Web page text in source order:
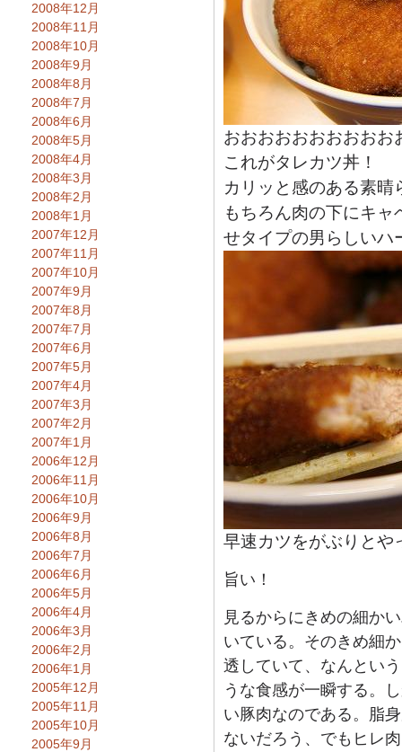
おおおおおおおおおお
これがタレカツ丼！
カリッと感のある素
もちろん肉の下にキ
せタイプの男らしいハ
早速カツをがぶりとや
旨い！
見るからにきめの細か
いている。そのきめ細
透していて、なんとい
うな食感が一瞬する。
い豚肉なのである。脂
ないだろう、でもヒレ
2008年12月
2008年11月
2008年10月
2008年9月
2008年8月
2008年7月
2008年6月
2008年5月
2008年4月
2008年3月
2008年2月
2008年1月
2007年12月
2007年11月
2007年10月
2007年9月
2007年8月
2007年7月
2007年6月
2007年5月
2007年4月
2007年3月
2007年2月
2007年1月
2006年12月
2006年11月
2006年10月
2006年9月
2006年8月
2006年7月
2006年6月
2006年5月
2006年4月
2006年3月
2006年2月
2006年1月
2005年12月
2005年11月
2005年10月
2005年9月